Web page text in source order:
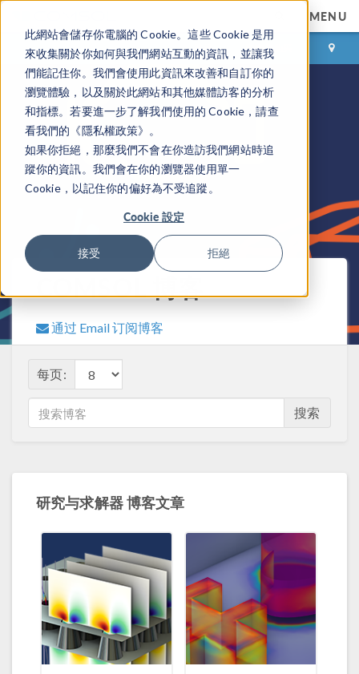
此網站會儲存你電腦的 Cookie。這些 Cookie 是用
來收集關於你如何與我們網站互動的資訊，並讓我
們能記住你。我們會使用此資訊來改善和自訂你的
瀏覽體驗，以及關於此網站和其他媒體訪客的分析
和指標。若要進一步了解我們使用的 Cookie，請查
看我們的《隱私權政策》。
如果你拒絕，那麼我們不會在你造訪我們網站時追
蹤你的資訊。我們會在你的瀏覽器使用單一
Cookie，以記住你的偏好為不受追蹤。
Cookie 設定
接受 拒絕
MENU
登录 咨询与购买
COMSOL 博客
通过 Email 订阅博客
每页:
搜索
研究与求解器 博客文章